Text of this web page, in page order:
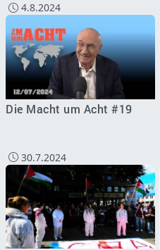
4.8.2024
Die Macht um Acht #19
30.7.2024